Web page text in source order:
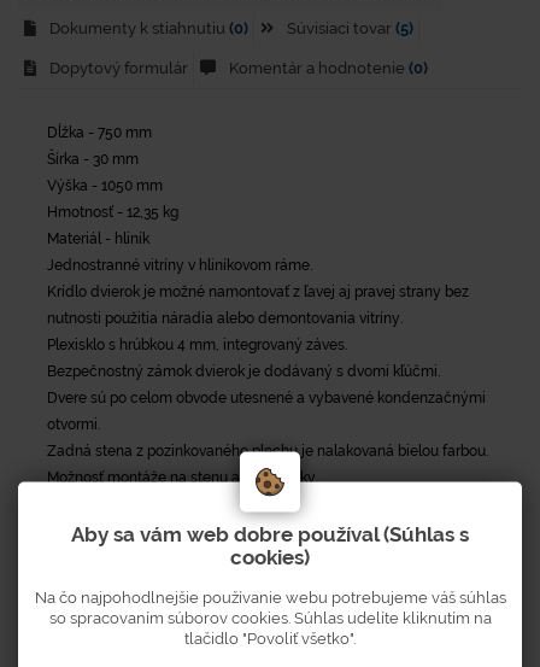
Dokumenty k stiahnutiu (0) Súvisiaci tovar (5)
Dopytový formulár Komentár a hodnotenie (0)
Dĺžka - 750 mm
Šírka - 30 mm
Výška - 1050 mm
Hmotnosť - 12,35 kg
Materiál - hliník
Jednostranné vitríny v hliníkovom ráme.
Krídlo dvierok je možné namontovať z ľavej aj pravej strany bez
nutnosti použitia náradia alebo demontovania vitríny.
Plexisklo s hrúbkou 4 mm, integrovaný záves.
Bezpečnostný zámok dvierok je dodávaný s dvomi kľúčmi.
Dvere sú po celom obvode utesnené a vybavené kondenzačnými
otvormi.
Zadná stena z pozinkovaného plechu je nalakovaná bielou farbou.
Možnosť montáže na stenu alebo stĺpiky.
Parametre
Aby sa vám web dobre používal (Súhlas s
cookies)
Na čo najpohodlnejšie používanie webu potrebujeme váš súhlas
so spracovaním súborov cookies. Súhlas udelíte kliknutím na
tlačidlo "Povoliť všetko".